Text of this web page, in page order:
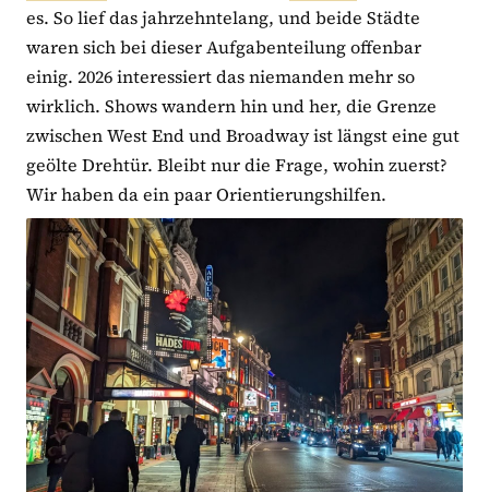
es. So lief das jahrzehntelang, und beide Städte
waren sich bei dieser Aufgabenteilung offenbar
einig. 2026 interessiert das niemanden mehr so
wirklich. Shows wandern hin und her, die Grenze
zwischen West End und Broadway ist längst eine gut
geölte Drehtür. Bleibt nur die Frage, wohin zuerst?
Wir haben da ein paar Orientierungshilfen.